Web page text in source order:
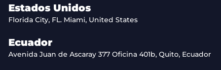
Estados Unidos
Florida City, FL. Miami, United States
Ecuador
Avenida Juan de Ascaray 377 Oficina 401b, Quito, Ecuador